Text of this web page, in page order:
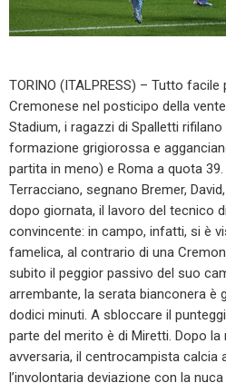
TORINO (ITALPRESS) – Tutto
Cremonese nel posticipo della
Stadium, i ragazzi di Spalletti
formazione grigiorossa e
partita in meno) e Roma a quota 39.
Terracciano, segnano Bremer,
dopo giornata, il lavoro del tecnico
convincente: in campo, infatti, si è
famelica, al contrario di una
subito il peggior passivo del suo
arrembante, la serata bianconera è
dodici minuti. A sbloccare il
parte del merito è di Miretti. Dopo
avversaria, il centrocampista calcia
l’involontaria deviazione con la